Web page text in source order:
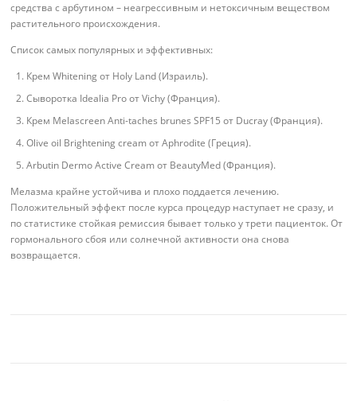
средства с арбутином – неагрессивным и нетоксичным веществом
растительного происхождения.
Список самых популярных и эффективных:
Крем Whitening от Holy Land (Израиль).
Сыворотка Idealia Pro от Vichy (Франция).
Крем Melascreen Anti-taches brunes SPF15 от Ducray (Франция).
Olive oil Brightening cream от Aphrodite (Греция).
Arbutin Dermo Active Cream от BeautyMed (Франция).
Мелазма крайне устойчива и плохо поддается лечению.
Положительный эффект после курса процедур наступает не сразу, и
по статистике стойкая ремиссия бывает только у трети пациенток. От
гормонального сбоя или солнечной активности она снова
возвращается.